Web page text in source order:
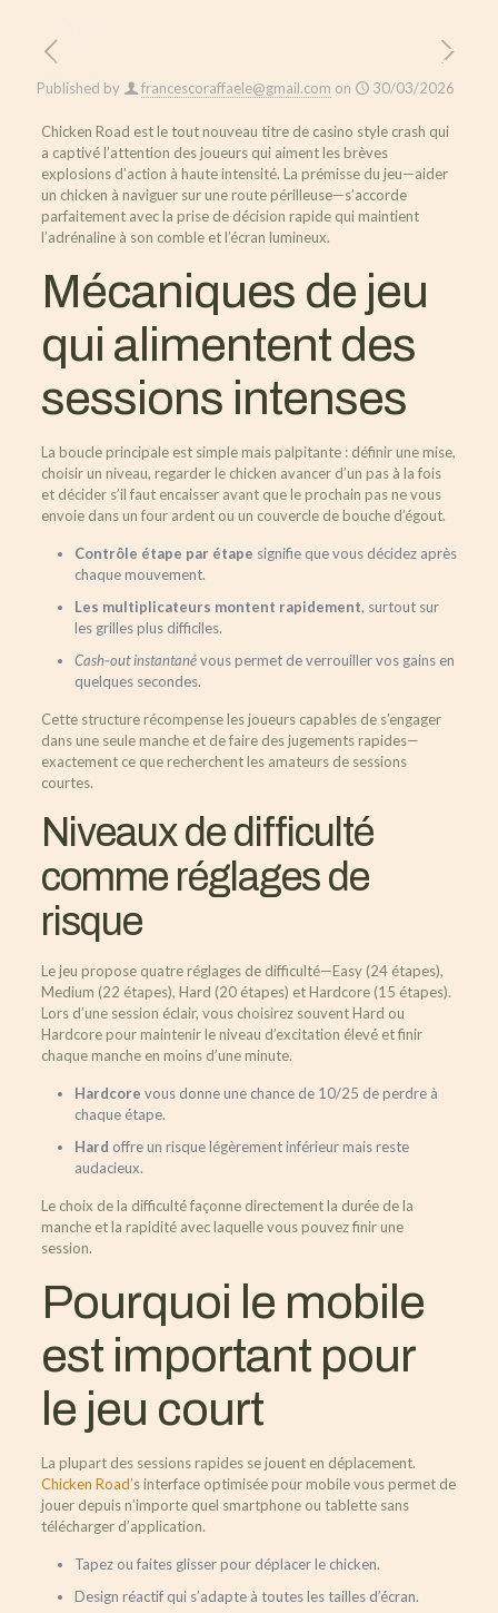
Published by francescoraffaele@gmail.com on 30/03/2026
Chicken Road est le tout nouveau titre de casino style crash qui
a captivé l’attention des joueurs qui aiment les brèves
explosions d’action à haute intensité. La prémisse du jeu—aider
un chicken à naviguer sur une route périlleuse—s’accorde
parfaitement avec la prise de décision rapide qui maintient
l’adrénaline à son comble et l’écran lumineux.
Mécaniques de jeu
qui alimentent des
sessions intenses
La boucle principale est simple mais palpitante : définir une mise,
choisir un niveau, regarder le chicken avancer d’un pas à la fois
et décider s’il faut encaisser avant que le prochain pas ne vous
envoie dans un four ardent ou un couvercle de bouche d’égout.
Contrôle étape par étape signifie que vous décidez après
chaque mouvement.
Les multiplicateurs montent rapidement, surtout sur
les grilles plus difficiles.
Cash‑out instantanévous permet de verrouiller vos gains en
quelques secondes.
Cette structure récompense les joueurs capables de s’engager
dans une seule manche et de faire des jugements rapides—
exactement ce que recherchent les amateurs de sessions
courtes.
Niveaux de difficulté
comme réglages de
risque
Le jeu propose quatre réglages de difficulté—Easy (24 étapes),
Medium (22 étapes), Hard (20 étapes) et Hardcore (15 étapes).
Lors d’une session éclair, vous choisirez souvent Hard ou
Hardcore pour maintenir le niveau d’excitation élevé et finir
chaque manche en moins d’une minute.
Hardcore vous donne une chance de 10/25 de perdre à
chaque étape.
Hard offre un risque légèrement inférieur mais reste
audacieux.
Le choix de la difficulté façonne directement la durée de la
manche et la rapidité avec laquelle vous pouvez finir une
session.
Pourquoi le mobile
est important pour
le jeu court
La plupart des sessions rapides se jouent en déplacement.
Chicken Road’s interface optimisée pour mobile vous permet de
jouer depuis n’importe quel smartphone ou tablette sans
télécharger d’application.
Tapez ou faites glisser pour déplacer le chicken.
Design réactif qui s’adapte à toutes les tailles d’écran.